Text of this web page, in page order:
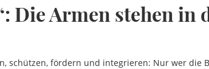
Die Armen stehen in
schützen, fördern und integrieren: Nur wer die